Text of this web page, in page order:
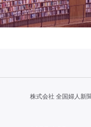
株式会社 全国婦人新